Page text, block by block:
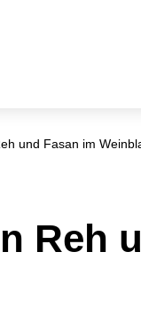
und Fasan im
Reh